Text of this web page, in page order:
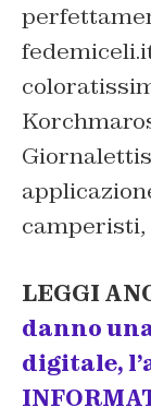
camperisti,
LEGGI
danno
digitale,